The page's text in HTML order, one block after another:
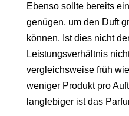
Ebenso sollte bereits
genügen, um den Duft
können. Ist dies nicht
Leistungsverhältnis
vergleichsweise früh
weniger Produkt pro
langlebiger ist das